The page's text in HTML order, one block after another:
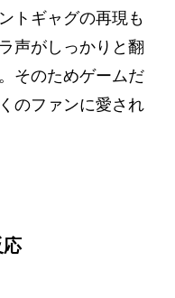
トギャグの再現も
声がしっかりと翻
そのためゲームだ
のファンに愛され
応